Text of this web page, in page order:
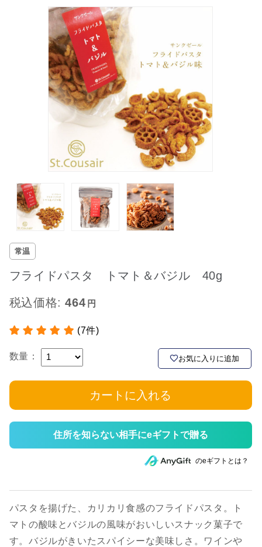
常温
フライドパスタ トマト＆バジル 40g
税込価格:464
(7件)
数量： お気に入りに追加
カートに入れる
住所を知らない相手にeギフトで贈る
のeギフトとは？
パスタを揚げた、カリカリ食感のフライドパスタ。ト
マトの酸味とバジルの風味がおいしいスナック菓子で
す。バジルがきいたスパイシーな美味しさ。ワインや